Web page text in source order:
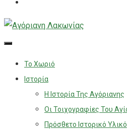
Το Χωριό
Ιστορία
Η Ιστορία Της Αγόριανης
Οι Τοιχογραφίες Του
Πρόσθετο Ιστορικό Υλικό